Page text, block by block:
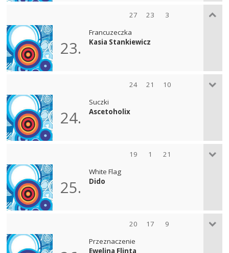
27 23 3
23.
Francuzeczka
Kasia Stankiewicz
24 21 10
24.
Suczki
Ascetoholix
19 1 21
25.
White Flag
Dido
20 17 9
Przeznaczenie
Ewelina Flinta